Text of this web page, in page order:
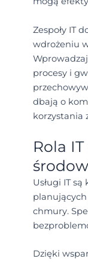
Zespoły IT
wdrożeniu
procesy i
dbają o
korzystania
Rola
Usługi IT
chmury.
Dzięki